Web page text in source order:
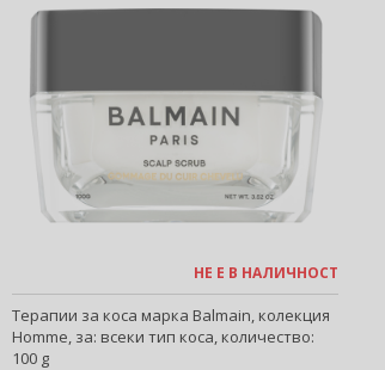
НЕ Е В НАЛИЧНОСТ
Терапии за коса марка Balmain, колекция
Homme, за: всеки тип коса, количество:
100 g